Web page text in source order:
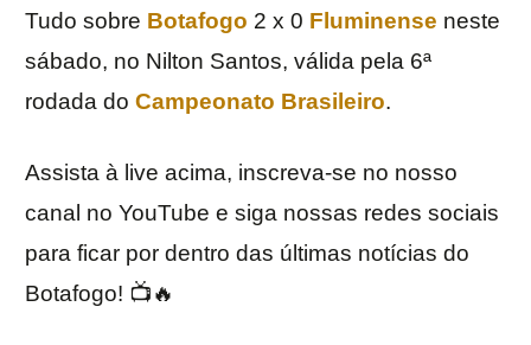
Tudo sobre Botafogo 2 x 0 Fluminense neste
sábado, no Nilton Santos, válida pela 6ª
rodada do Campeonato Brasileiro.
Assista à live acima, inscreva-se no nosso
canal no YouTube e siga nossas redes sociais
para ficar por dentro das últimas notícias do
Botafogo! 📺🔥